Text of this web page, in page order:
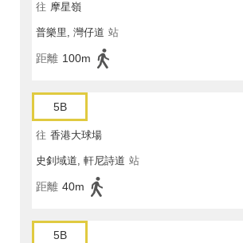
往 摩星嶺
普樂里, 灣仔道 站
距離 100m
5B
往 香港大球場
史釗域道, 軒尼詩道 站
距離 40m
5B